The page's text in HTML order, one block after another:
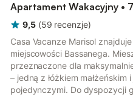
Apartament Wakacyjny •
9,5 (59 recenzje)
Casa Vacanze Marisol
miejscowości Bassanega.
przeznaczone dla
– jedną z łóżkiem małżeńskim
pojedynczymi. Do dyspozycji